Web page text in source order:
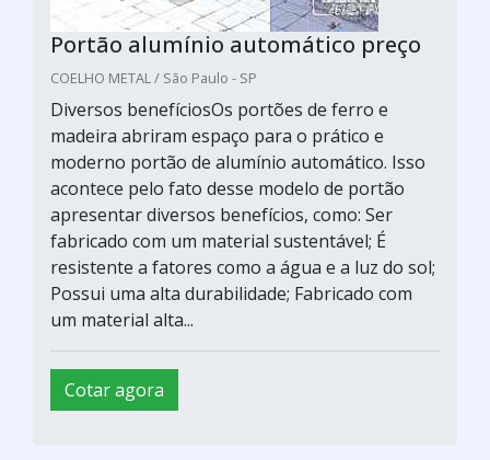
Portão alumínio automático preço
COELHO METAL / São Paulo - SP
Diversos benefíciosOs portões de ferro e
madeira abriram espaço para o prático e
moderno portão de alumínio automático. Isso
acontece pelo fato desse modelo de portão
apresentar diversos benefícios, como: Ser
fabricado com um material sustentável; É
resistente a fatores como a água e a luz do sol;
Possui uma alta durabilidade; Fabricado com
um material alta...
Cotar agora